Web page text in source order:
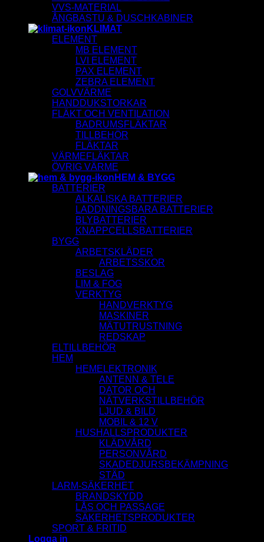
VVS-MATERIAL
ÅNGBASTU & DUSCHKABINER
KLIMAT
ELEMENT
MB ELEMENT
LVI ELEMENT
PAX ELEMENT
ZEBRA ELEMENT
GOLVVÄRME
HANDDUKSTORKAR
FLÄKT OCH VENTILATION
BADRUMSFLÄKTAR
TILLBEHÖR
FLÄKTAR
VÄRMEFLÄKTAR
ÖVRIG VÄRME
HEM & BYGG
BATTERIER
ALKALISKA BATTERIER
LADDNINGSBARA BATTERIER
BLYBATTERIER
KNAPPCELLSBATTERIER
BYGG
ARBETSKLÄDER
ARBETSSKOR
BESLAG
LIM & FOG
VERKTYG
HANDVERKTYG
MASKINER
MÄTUTRUSTNING
REDSKAP
ELTILLBEHÖR
HEM
HEMELEKTRONIK
ANTENN & TELE
DATOR OCH
NÄTVERKSTILLBEHÖR
LJUD & BILD
MOBIL & 12 V
HUSHALLSPRODUKTER
KLÄDVÅRD
PERSONVÅRD
SKADEDJURSBEKÄMPNING
STÄD
LARM-SÄKERHET
BRANDSKYDD
LÅS OCH PASSAGE
SÄKERHETSPRODUKTER
SPORT & FRITID
Logga in